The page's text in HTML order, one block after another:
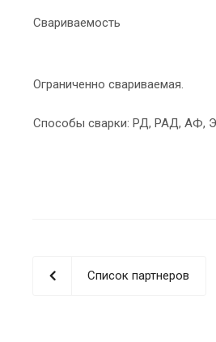
Свариваемость
Ограниченно свариваемая.
Способы сварки: РД, РАД, АФ,
Список партнеров